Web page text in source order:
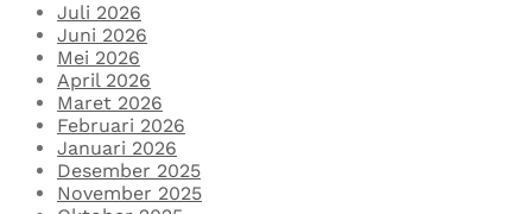
Juli 2026
Juni 2026
Mei 2026
April 2026
Maret 2026
Februari 2026
Januari 2026
Desember 2025
November 2025